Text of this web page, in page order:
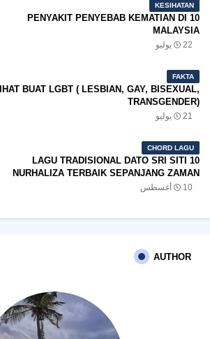
KESIHATAN
10 PENYAKIT PENYEBAB KEMATIAN DI
MALAYSIA
22 يوليو
FAKTA
BUAT LGBT ( LESBIAN, GAY, BISEXUAL,
TRANSGENDER)
21 يوليو
CHORD LAGU
10 LAGU TRADISIONAL DATO SRI SITI
NURHALIZA TERBAIK SEPANJANG ZAMAN
10 أغسطس
AUTHOR